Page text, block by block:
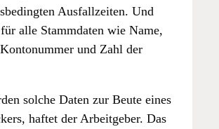
Ausfallzeiten. Und
alle Stammdaten wie Name,
und Zahl der
solche Daten zur Beute eines
haftet der Arbeitgeber. Das